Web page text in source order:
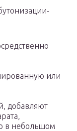
или
добавляют
в небольшом